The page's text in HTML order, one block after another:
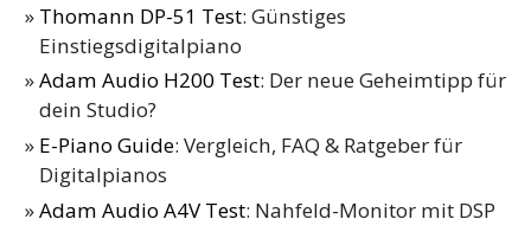
Thomann DP-51 Test: Günstiges
Einstiegsdigitalpiano
Adam Audio H200 Test: Der neue Geheimtipp für
dein Studio?
E-Piano Guide: Vergleich, FAQ & Ratgeber für
Digitalpianos
Adam Audio A4V Test: Nahfeld-Monitor mit DSP